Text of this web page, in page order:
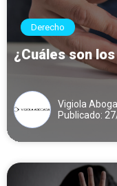
Derecho
¿Cuáles son
Vigiola
Publicado: